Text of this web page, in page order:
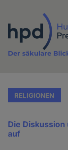
Inhalt
Der säkulare
RELIGIONEN
Die
auf